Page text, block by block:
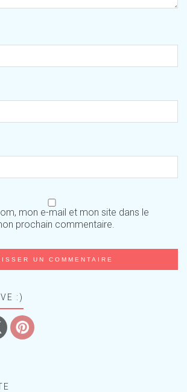
mon e-mail et mon site dans le
prochain commentaire.
:)